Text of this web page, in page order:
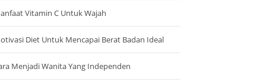
Vitamin C Untuk Wajah
Diet Untuk Mencapai Berat Badan Ideal
Menjadi Wanita Yang Independen